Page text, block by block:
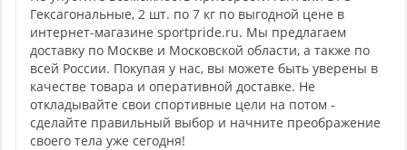
Гексагональные, 2 шт. по 7 кг по выгодной цене в
интернет-магазине sportpride.ru. Мы предлагаем
доставку по Москве и Московской области, а также по
всей России. Покупая у нас, вы можете быть уверены в
качестве товара и оперативной доставке. Не
откладывайте свои спортивные цели на потом -
сделайте правильный выбор и начните преображение
своего тела уже сегодня!